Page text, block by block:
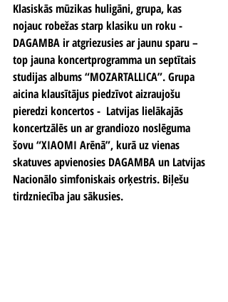
Klasiskās mūzikas huligāni, grupa, kas
nojauc robežas starp klasiku un roku -
DAGAMBA ir atgriezusies ar jaunu sparu –
top jauna koncertprogramma un septītais
studijas albums “MOZARTALLICA”. Grupa
aicina klausītājus piedzīvot aizraujošu
pieredzi koncertos -  Latvijas lielākajās
koncertzālēs un ar grandiozo noslēguma
šovu “XIAOMI Arēnā”, kurā uz vienas
skatuves apvienosies DAGAMBA un Latvijas
Nacionālo simfoniskais orķestris. Biļešu
tirdzniecība jau sākusies.